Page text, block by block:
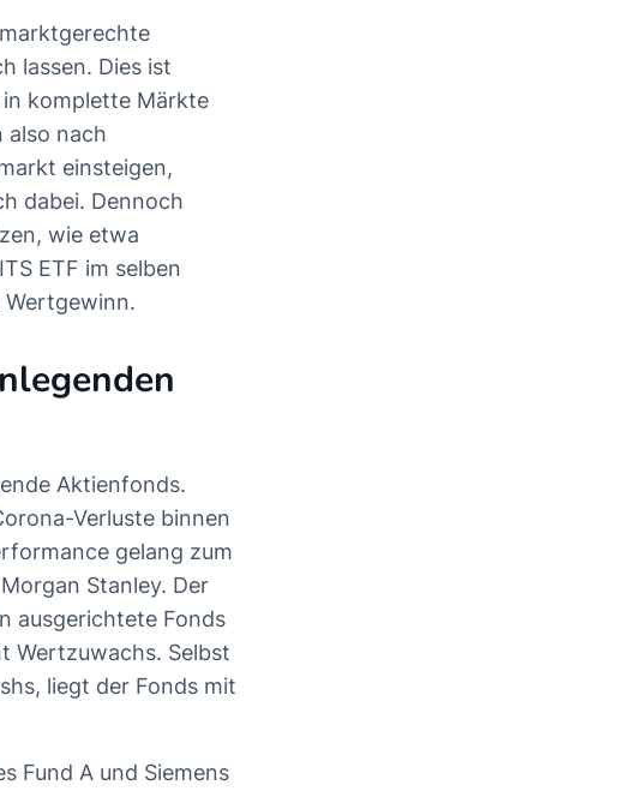
lassen. Dies ist
komplette Märkte
also nach
einsteigen,
dabei. Dennoch
wie etwa
ETF im selben
Aktienfonds.
Verluste binnen
gelang zum
Stanley. Der
ausgerichtete Fonds
Wertzuwachs. Selbst
liegt der Fonds mit
Fund A und Siemens